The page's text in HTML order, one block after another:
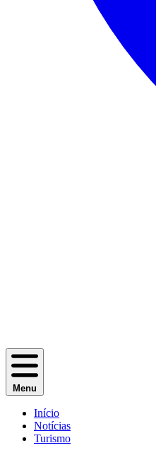
Menu
Início
Notícias
Turismo